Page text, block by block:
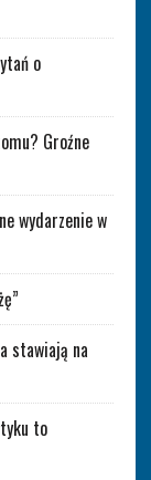
o
Groźne
wydarzenie w
stawiają na
to